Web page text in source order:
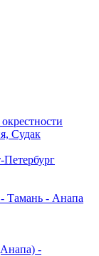
Судак
Петербург
Тамань - Анапа
-